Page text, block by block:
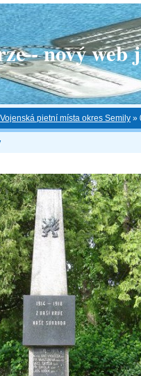
- nový web
Vojenská pietní místa okres Semily »